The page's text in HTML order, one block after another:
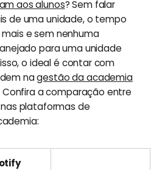
aos alunos? Sem falar
de uma unidade, o tempo
e sem nenhuma
para uma unidade
o ideal é contar com
nagestão da academia
a comparação entre
plataformas de